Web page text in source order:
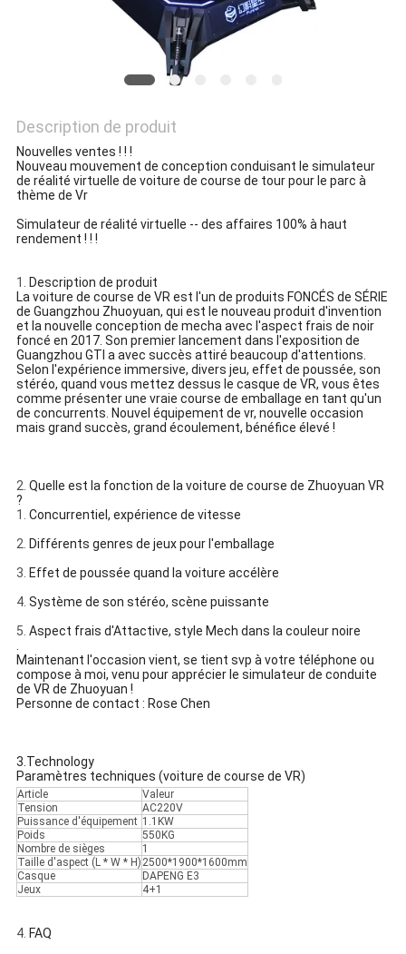
Description de produit
Nouvelles ventes ! ! !
Nouveau mouvement de conception conduisant le simulateur
de réalité virtuelle de voiture de course de tour pour le parc à
thème de Vr
Simulateur de réalité virtuelle -- des affaires 100% à haut
rendement ! ! !
1. Description de produit
La voiture de course de VR est l'un de produits FONCÉS de SÉRIE
de Guangzhou Zhuoyuan, qui est le nouveau produit d'invention
et la nouvelle conception de mecha avec l'aspect frais de noir
foncé en 2017. Son premier lancement dans l'exposition de
Guangzhou GTI a avec succès attiré beaucoup d'attentions.
Selon l'expérience immersive, divers jeu, effet de poussée, son
stéréo, quand vous mettez dessus le casque de VR, vous êtes
comme présenter une vraie course de emballage en tant qu'un
de concurrents. Nouvel équipement de vr, nouvelle occasion
mais grand succès, grand écoulement, bénéfice élevé !
2. Quelle est la fonction de la voiture de course de Zhuoyuan VR
?
1. Concurrentiel, expérience de vitesse
2. Différents genres de jeux pour l'emballage
3. Effet de poussée quand la voiture accélère
4. Système de son stéréo, scène puissante
5. Aspect frais d'Attactive, style Mech dans la couleur noire
.
Maintenant l'occasion vient, se tient svp à votre téléphone ou
compose à moi, venu pour apprécier le simulateur de conduite
de VR de Zhuoyuan !
Personne de contact : Rose Chen
3.Technology
Paramètres techniques (voiture de course de VR)
Article
Valeur
Tension
AC220V
Puissance d'équipement 1.1KW
Poids
550KG
Nombre de sièges
1
Taille d'aspect (L * W * H) 2500*1900*1600mm
Casque
DAPENG E3
Jeux
4+1
4. FAQ